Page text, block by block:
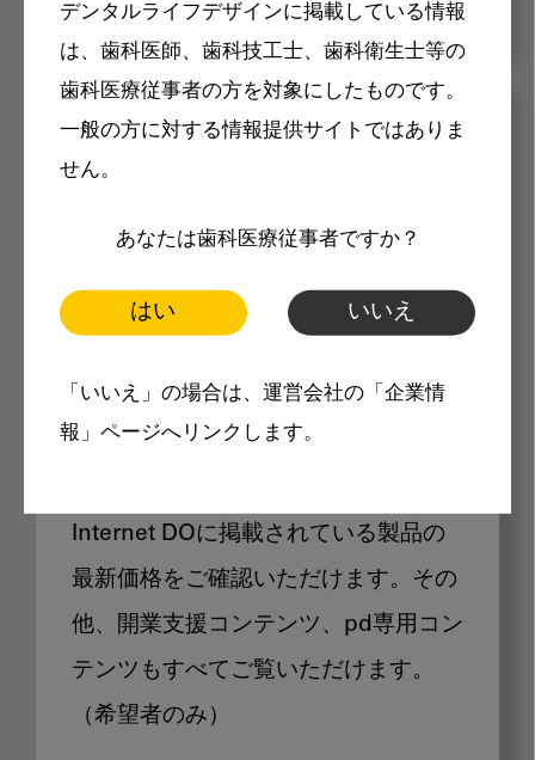
デンタルライフデザインに掲載している情報
は、歯科医師、歯科技工士、歯科衛生士等の
歯科医療従事者の方を対象にしたものです。
一般の方に対する情報提供サイトではありま
せん。
あなたは歯科医療従事者ですか？
はい いいえ
「いいえ」の場合は、運営会社の「企業情
報」ページへリンクします。
メリット
製品価格も閲覧可能
Internet DOに掲載されている製品の
最新価格をご確認いただけます。その
他、開業支援コンテンツ、pd専用コン
テンツもすべてご覧いただけます。
（希望者のみ）